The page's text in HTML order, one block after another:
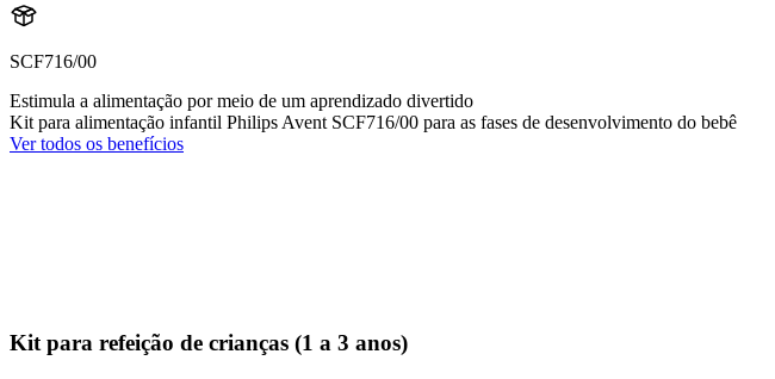
SCF716/00
Estimula a alimentação por meio de um aprendizado divertido
Kit para alimentação infantil Philips Avent SCF716/00 para as fases de desenvolvimento do bebê
Ver todos os benefícios
Kit para refeição de crianças (1 a 3 anos)